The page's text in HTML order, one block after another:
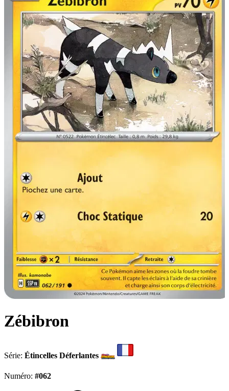
Zébibron
Série: Étincelles Déferlantes
Numéro: #062